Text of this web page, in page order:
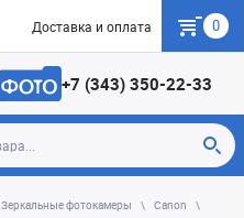
Доставка и оплата Гарантия
0
+7 (343) 350-22-33
Зеркальные фотокамеры
Canon